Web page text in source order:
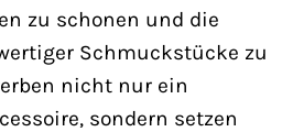
zu schonen und die
Schmuckstücke zu
nicht nur ein
sondern setzen